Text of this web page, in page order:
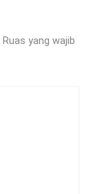
Ruas yang wajib